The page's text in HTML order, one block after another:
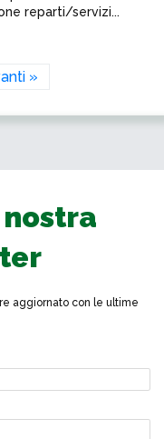
reparti/servizi...
»
aggiornato con le ultime